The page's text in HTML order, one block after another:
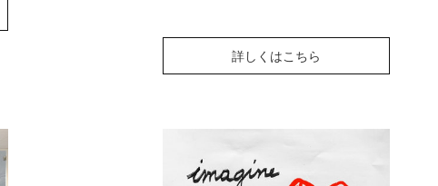
詳しくはこちら